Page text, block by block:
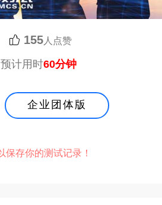
155人点赞
计用时60分钟
企业团体版
保存你的测试记录！